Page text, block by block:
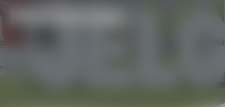
PASĀKUMI